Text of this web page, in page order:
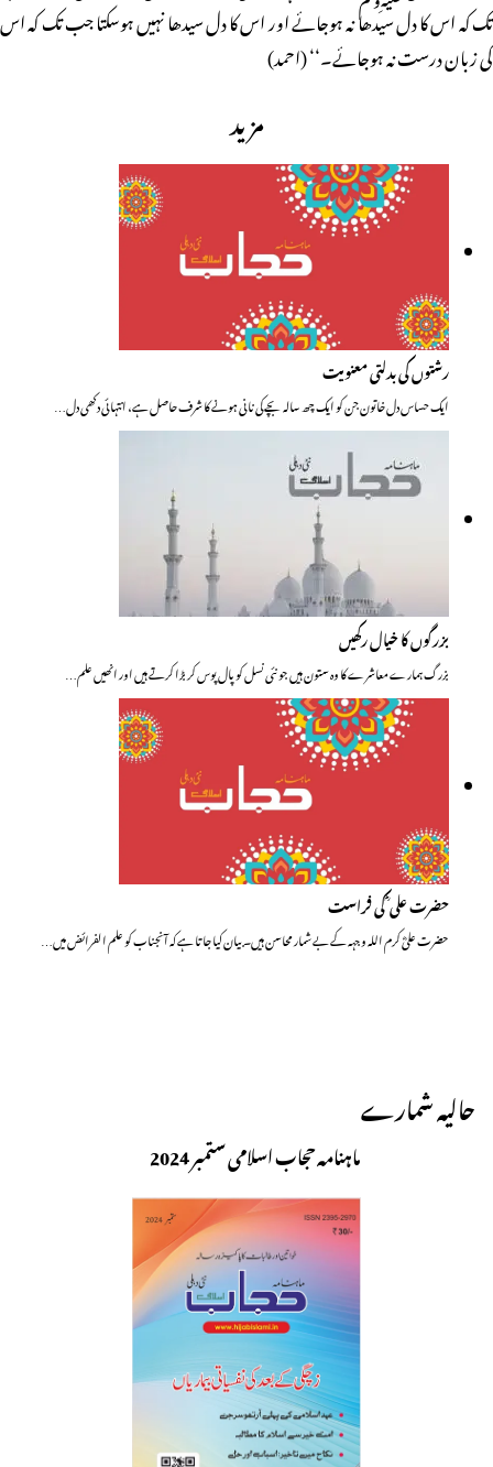
تک کہ اس کا دل سیدھا نہ ہوجائے اور اس کا دل سیدھا نہیں ہوسکتا جب تک کہ اس
کی زبان درست نہ ہوجائے۔‘‘ (احمد)
مزید
رشتوں کی بدلتی معنویت
ایک حساس دل خاتون جن کو ایک چھ سالہ بچے کی نانی ہونے کا شرف حاصل ہے، انتہائی دکھی دل…
بزرگوں کا خیال رکھیں
بزرگ ہمارے معاشرے کا وہ ستون ہیں جو نئی نسل کو پال پوس کر بڑا کرتے ہیں اور انھیں علم…
حضرت علی ؓ کی فراست
حضرت علیؓ کرم اللہ وجہہ کے بے شمار محاسن ہیں۔ بیان کیا جاتا ہے کہ آنجناب کو علم الفرائض میں…
حالیہ شمارے
ماہنامہ حجاب اسلامی ستمبر 2024